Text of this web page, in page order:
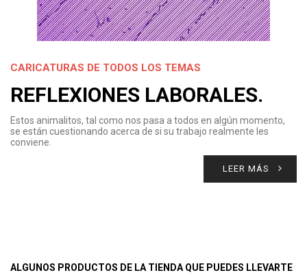
CARICATURAS DE TODOS LOS TEMAS
REFLEXIONES LABORALES.
Estos animalitos, tal como nos pasa a todos en algún momento,
se están cuestionando acerca de si su trabajo realmente les
conviene.
LEER MÁS
ALGUNOS PRODUCTOS DE LA TIENDA QUE PUEDES LLEVARTE